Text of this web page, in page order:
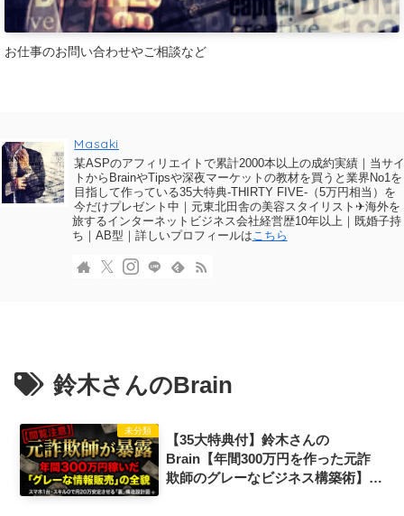
お仕事のお問い合わせやご相談など
Masaki
某ASPのアフィリエイトで累計2000本以上の成約実績｜当サ
トからBrainやTipsや深夜マーケットの教材を買うと業界No1を
目指して作っている35大特典-THIRTY FIVE-（5万円相当）を
今だけプレゼント中｜元東北田舎の美容スタイリスト✈海外を
旅するインターネットビジネス会社経営歴10年以上｜既婚子持
ち｜AB型｜詳しいプロフィールはこちら
鈴木さんのBrain
未分類
【35大特典付】鈴木さんの
Brain【年間300万円を作った元詐
欺師のグレーなビジネス構築術】評